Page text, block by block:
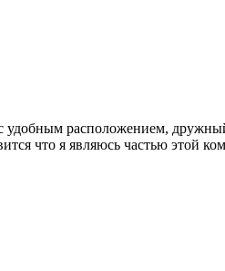
расположением,
что я являюсь частью этой